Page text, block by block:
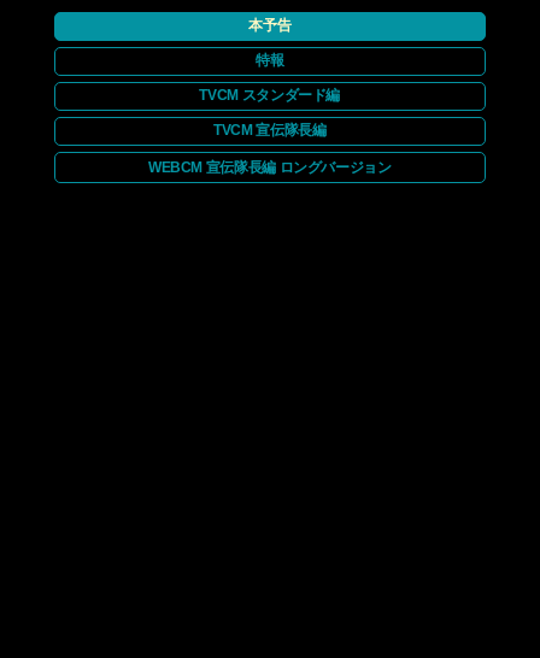
本予告
特報
TVCM スタンダード編
TVCM 宣伝隊長編
WEBCM 宣伝隊長編 ロングバージョン